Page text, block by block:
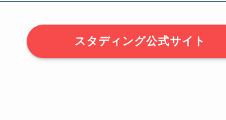
スタディング公式サイト